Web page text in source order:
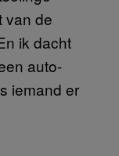
van de
ik dacht
auto-
iemand er